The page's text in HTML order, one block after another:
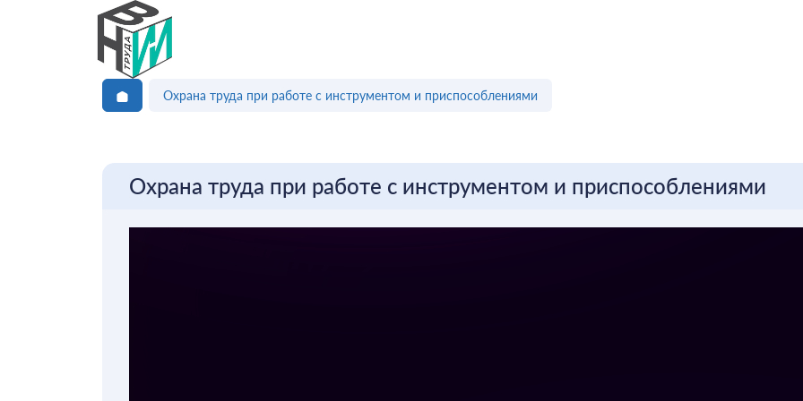
Охрана труда при работе с инструментом и приспособлениями
Охрана труда при работе с инструментом и приспособлениями